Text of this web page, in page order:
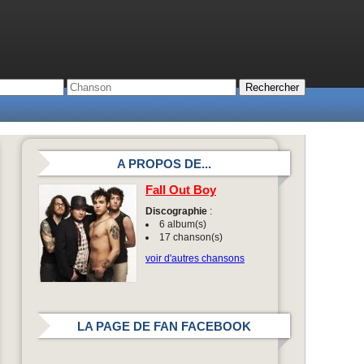
A PROPOS DE...
Fall Out Boy
Discographie :
6 album(s)
17 chanson(s)
voir d'autres chansons
LA PAGE DE FAN FACEBOOK